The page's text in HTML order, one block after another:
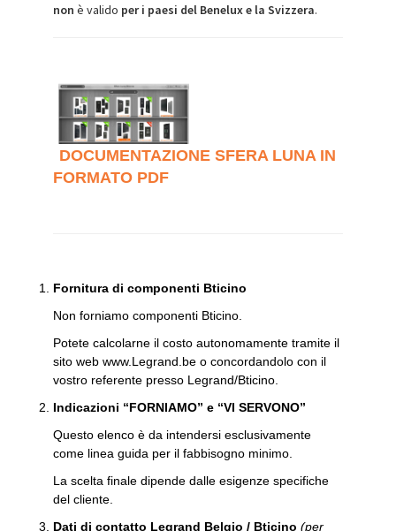
non è valido per i paesi del Benelux e la Svizzera.
DOCUMENTAZIONE SFERA LUNA IN
FORMATO PDF
Fornitura di componenti Bticino
Non forniamo componenti Bticino.
Potete calcolarne il costo autonomamente tramite il
sito web www.Legrand.be o concordandolo con il
vostro referente presso Legrand/Bticino.
Indicazioni “FORNIAMO” e “VI SERVONO”
Questo elenco è da intendersi esclusivamente
come linea guida per il fabbisogno minimo.
La scelta finale dipende dalle esigenze specifiche
del cliente.
Dati di contatto Legrand Belgio / Bticino (per